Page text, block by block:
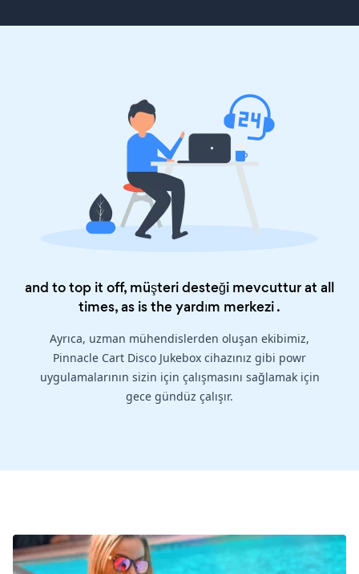
and to top it off, müşteri desteği mevcuttur at all
times, as is theyardım merkezi.
Ayrıca, uzman mühendislerden oluşan ekibimiz,
Pinnacle Cart Disco Jukebox cihazınız gibi powr
uygulamalarının sizin için çalışmasını sağlamak için
gece gündüz çalışır.